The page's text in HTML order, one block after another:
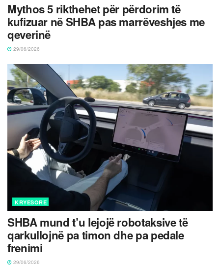
Mythos 5 rikthehet për përdorim të
kufizuar në SHBA pas marrëveshjes me
qeverinë
29/06/2026
KRYESORE
SHBA mund t’u lejojë robotaksive të
qarkullojnë pa timon dhe pa pedale
frenimi
29/06/2026